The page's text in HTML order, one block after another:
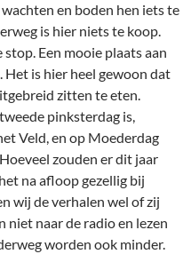
en boden hen iets te
is hier niets te koop.
Een mooie plaats aan
is hier heel gewoon dat
zitten te eten.
pinksterdag is,
Veld, en op Moederdag
zouden er dit jaar
na afloop gezellig bij
wij de verhalen wel of zij
niet naar de radio en lezen
worden ook minder.